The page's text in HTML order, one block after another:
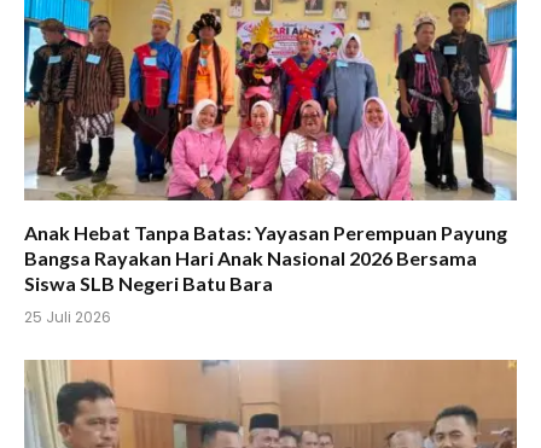
Anak Hebat Tanpa Batas: Yayasan Perempuan Payung
Bangsa Rayakan Hari Anak Nasional 2026 Bersama
Siswa SLB Negeri Batu Bara
25 Juli 2026